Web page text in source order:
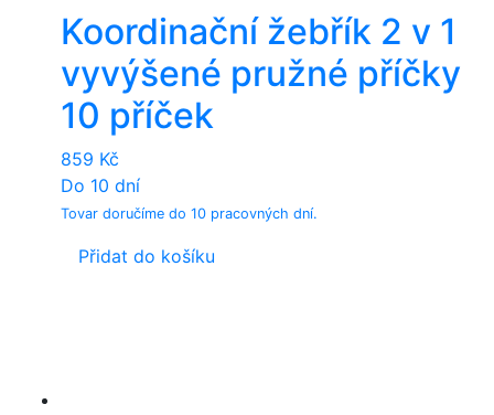
Koordinační žebřík 2 v 1
vyvýšené pružné příčky
10 příček
859 Kč
Do 10 dní
Tovar doručíme do 10 pracovných dní.
Přidat do košíku